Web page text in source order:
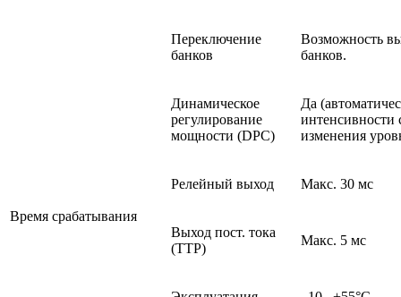
Переключение
банков
Возможность
банков.
Динамическое
регулирование
мощности (DPC)
Да
интенсивности
изменения
Время срабатывания
Релейный выход Макс. 30 мс
Выход пост. тока
(ТТР)
Макс. 5 мс